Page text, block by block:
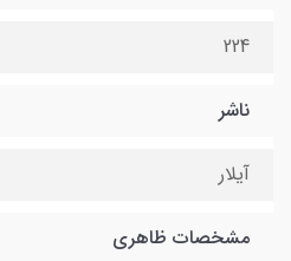
224
ناشر
آیلار
مشخصات ظاهری